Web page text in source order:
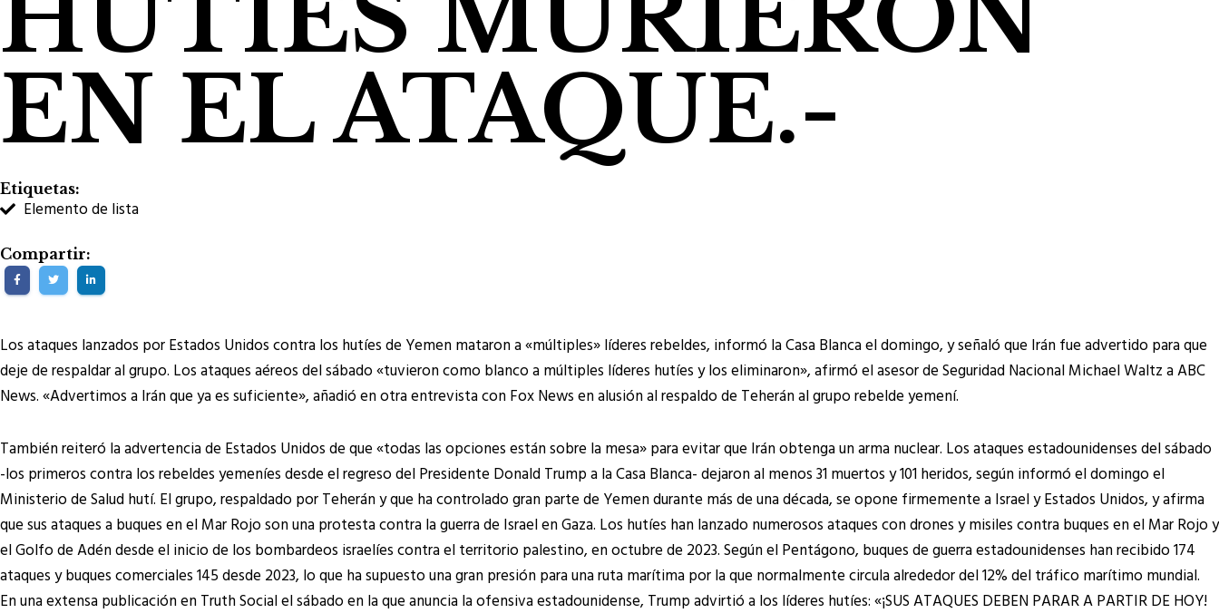
EN EL ATAQUE.-
Etiquetas:
Elemento de lista
Compartir:
Los ataques lanzados por Estados Unidos contra los hutíes de Yemen mataron a «múltiples» líderes rebeldes, informó la Casa Blanca el domingo, y señaló que Irán fue advertido para que
deje de respaldar al grupo. Los ataques aéreos del sábado «tuvieron como blanco a múltiples líderes hutíes y los eliminaron», afirmó el asesor de Seguridad Nacional Michael Waltz a ABC
News. «Advertimos a Irán que ya es suficiente», añadió en otra entrevista con Fox News en alusión al respaldo de Teherán al grupo rebelde yemení.
También reiteró la advertencia de Estados Unidos de que «todas las opciones están sobre la mesa» para evitar que Irán obtenga un arma nuclear. Los ataques estadounidenses del sábado
-los primeros contra los rebeldes yemeníes desde el regreso del Presidente Donald Trump a la Casa Blanca- dejaron al menos 31 muertos y 101 heridos, según informó el domingo el
Ministerio de Salud hutí. El grupo, respaldado por Teherán y que ha controlado gran parte de Yemen durante más de una década, se opone firmemente a Israel y Estados Unidos, y afirma
que sus ataques a buques en el Mar Rojo son una protesta contra la guerra de Israel en Gaza. Los hutíes han lanzado numerosos ataques con drones y misiles contra buques en el Mar Rojo y
el Golfo de Adén desde el inicio de los bombardeos israelíes contra el territorio palestino, en octubre de 2023. Según el Pentágono, buques de guerra estadounidenses han recibido 174
ataques y buques comerciales 145 desde 2023, lo que ha supuesto una gran presión para una ruta marítima por la que normalmente circula alrededor del 12% del tráfico marítimo mundial.
En una extensa publicación en Truth Social el sábado en la que anuncia la ofensiva estadounidense, Trump advirtió a los líderes hutíes: «¡SUS ATAQUES DEBEN PARAR A PARTIR DE HOY!